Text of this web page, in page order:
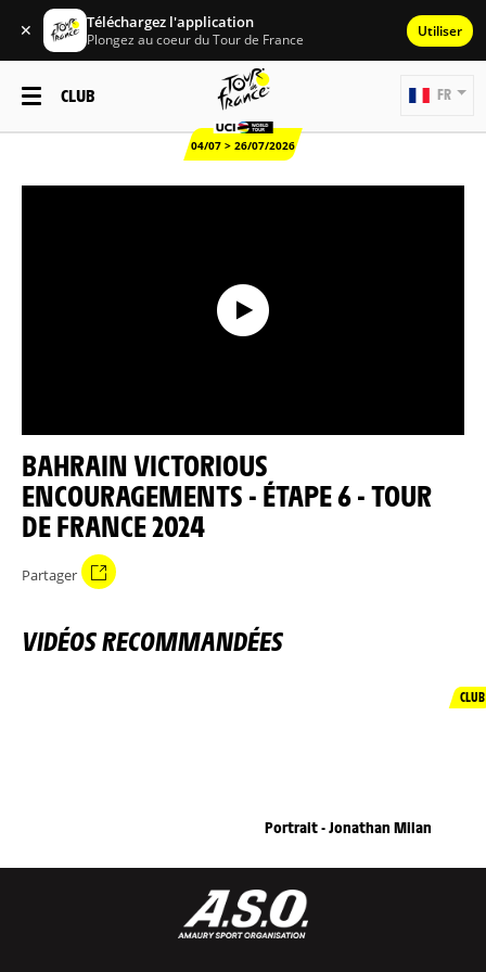
✕ Téléchargez l'application
Plongez au coeur du Tour de France Utiliser
CLUB
04/07 > 26/07/2026
FR
BAHRAIN VICTORIOUS
ENCOURAGEMENTS - ÉTAPE 6 - TOUR
DE FRANCE 2024
Partager
VIDÉOS RECOMMANDÉES
CLUB
Portrait - Jonathan Milan